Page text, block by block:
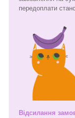
передоплати
Відсилання